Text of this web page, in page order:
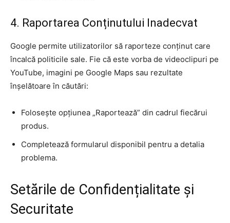
4. Raportarea Conținutului Inadecvat
Google permite utilizatorilor să raporteze conținut care
încalcă politicile sale. Fie că este vorba de videoclipuri pe
YouTube, imagini pe Google Maps sau rezultate
înșelătoare în căutări:
Folosește opțiunea „Raportează” din cadrul fiecărui
produs.
Completează formularul disponibil pentru a detalia
problema.
Setările de Confidențialitate și
Securitate